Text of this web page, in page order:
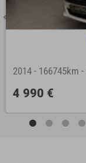
2014 - 166745km -
4 990 €